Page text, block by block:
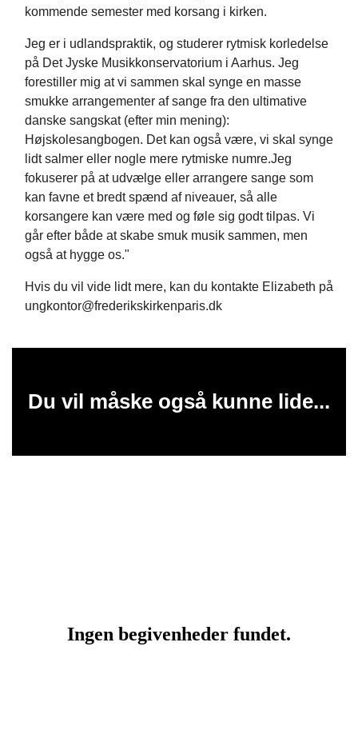
kommende semester med korsang i kirken.
Jeg er i udlandspraktik, og studerer rytmisk korledelse
på Det Jyske Musikkonservatorium i Aarhus. Jeg
forestiller mig at vi sammen skal synge en masse
smukke arrangementer af sange fra den ultimative
danske sangskat (efter min mening):
Højskolesangbogen. Det kan også være, vi skal synge
lidt salmer eller nogle mere rytmiske numre.Jeg
fokuserer på at udvælge eller arrangere sange som
kan favne et bredt spænd af niveauer, så alle
korsangere kan være med og føle sig godt tilpas. Vi
går efter både at skabe smuk musik sammen, men
også at hygge os."
Hvis du vil vide lidt mere, kan du kontakte Elizabeth på
ungkontor@frederikskirkenparis.dk
Du vil måske også kunne lide...